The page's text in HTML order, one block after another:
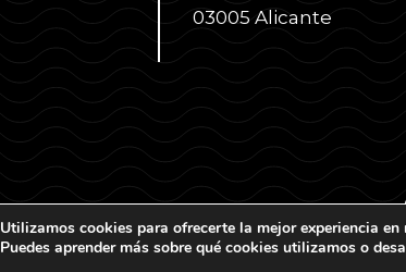
03005 Alicante
Utilizamos cookies para ofrecerte la mejor experiencia en
Puedes aprender más sobre qué cookies utilizamos o